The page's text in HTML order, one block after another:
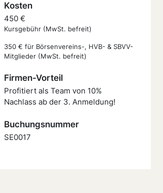
Kosten
450 €
Kursgebühr (MwSt. befreit)
350 € für Börsenvereins-, HVB- & SBVV-
Mitglieder (MwSt. befreit)
Firmen-Vorteil
Profitiert als Team von 10%
Nachlass ab der 3. Anmeldung!
Buchungsnummer
SE0017